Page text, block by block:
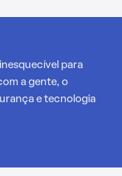
para
a gente, o
e tecnologia